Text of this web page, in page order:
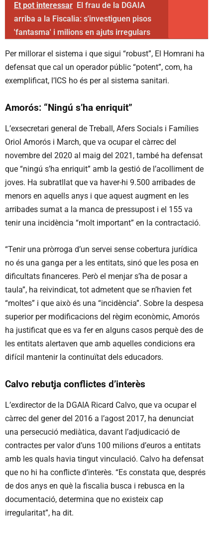
Et pot interessar El frau de la DGAIA
arriba a la Fiscalia: s'investiguen pisos
'fantasma' i milions en ajuts irregulars
Per millorar el sistema i que sigui “robust”, El Homrani ha
defensat que cal un operador públic “potent”, com, ha
exemplificat, l’ICS ho és per al sistema sanitari.
Amorós: “Ningú s’ha enriquit”
L’exsecretari general de Treball, Afers Socials i Famílies
Oriol Amorós i March, que va ocupar el càrrec del
novembre del 2020 al maig del 2021, també ha defensat
que “ningú s’ha enriquit” amb la gestió de l’acolliment de
joves. Ha subratllat que va haver-hi 9.500 arribades de
menors en aquells anys i que aquest augment en les
arribades sumat a la manca de pressupost i el 155 va
tenir una incidència “molt important” en la contractació.
“Tenir una pròrroga d’un servei sense cobertura jurídica
no és una ganga per a les entitats, sinó que les posa en
dificultats financeres. Però el menjar s’ha de posar a
taula”, ha reivindicat, tot admetent que se n’havien fet
“moltes” i que això és una “incidència”. Sobre la despesa
superior per modificacions del règim econòmic, Amorós
ha justificat que es va fer en alguns casos perquè des de
les entitats alertaven que amb aquelles condicions era
difícil mantenir la continuïtat dels educadors.
Calvo rebutja conflictes d’interès
L’exdirector de la DGAIA Ricard Calvo, que va ocupar el
càrrec del gener del 2016 a l’agost 2017, ha denunciat
una persecució mediàtica, davant l’adjudicació de
contractes per valor d’uns 100 milions d’euros a entitats
amb les quals havia tingut vinculació. Calvo ha defensat
que no hi ha conflicte d’interès. “Es constata que, després
de dos anys en què la fiscalia busca i rebusca en la
documentació, determina que no existeix cap
irregularitat”, ha dit.